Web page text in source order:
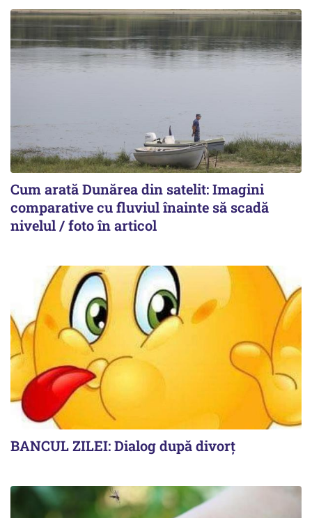
Cum arată Dunărea din satelit: Imagini
comparative cu fluviul înainte să scadă
nivelul / foto în articol
BANCUL ZILEI: Dialog după divorț